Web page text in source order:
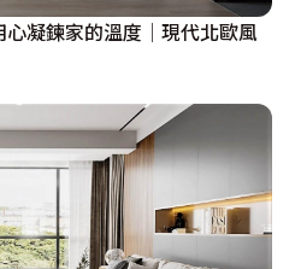
凝鍊家的溫度│現代北歐風